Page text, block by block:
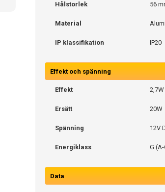
Hålstorlek 56
Material
IP klassifikation IP20
Effekt och spänning
Effekt 2,7W
Ersätt 20W
Spänning 12V
Energiklass G
Data